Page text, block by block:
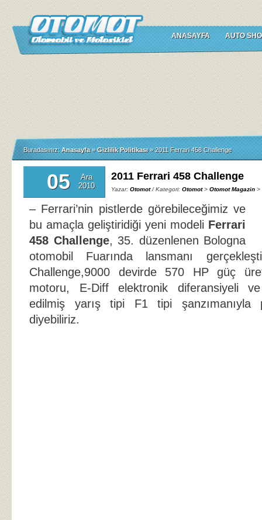
ANASAYFA AUTO
Buradasınız: Anasayfa » Gizlilik Politikası » 2011 Ferrari 458 Challenge
05
Ara
2010
2011 Ferrari 458 Challenge
Yazar: Otomot/ Kategori: Otomot> Otomot Magazin >
– Ferrari’nin pistlerde görebileceğimiz ve
bu amaçla geliştiridiği yeni modeli Ferrari
458 Challenge, 35. düzenlenen Bologna
otomobil Fuarında lansmanı
Challenge,9000 devirde 570 HP güç
motoru, E-Diff elektronik diferansiyeli
edilmiş yarış tipi F1 tipi şanzımanıyla
diyebiliriz.